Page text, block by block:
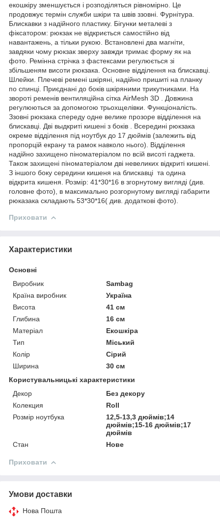
екошкіру зменшується і розподіляться рівномірно. Це
продовжує термін служби шкіри та швів ззовні. Фурнітура.
Блискавки з надійного пластику. Бігунки металеві з
фіксатором: рюкзак не відкриється самостійно від
навантажень, а тільки рукою. Встановлені два магніти,
завдяки чому рюкзак зверху завжди тримає форму як на
фото. Ремінна стрічка з фастексами регулюється зі
збільшеням висоти рюкзака. Основне відділення на блискавці.
Шлейки. Плечеві ремені шкіряні, надійно пришиті на планку
по спинці. Приєднані до боків шкіряними трикутниками. На
звороті ременів вентиляційна сітка AirMesh 3D . Довжина
регулюються за допомогою трьохщелівки. Функціоналість.
Ззовні рюкзака спереду одне велике прозоре відділення на
блискавці. Дві выдкриті кишені з боків . Всередині рюкзака
окреме відділення під ноутбук до 17 дюймів (залежить від
пропорцій екрану та рамок навколо нього). Відділення
надійно захищено піноматеріалом по всій висоті гаджета.
Також захищені піноматеріалом дві невеликих відкриті кишені.
З іншого боку середини кишеня на блискавці та одина
відкрита кишеня. Розмір: 41*30*16 в згорнутому вигляді (див.
головне фото), в максимально розгорнутому вигляді габарити
рюказака складають 53*30*16( див. додаткові фото).
Приховати
Характеристики
Основні
Виробник
Sambag
Країна виробник
Україна
Висота
41 см
Глибина
16 см
Матеріал
Екошкіра
Тип
Міський
Колір
Сірий
Ширина
30 см
Користувальницькі характеристики
Декор
Без декору
Колекция
Roll
Розмір ноутбука
12,5-13,3 дюймів;14
дюймів;15-16 дюймів;17
дюймів
Стан
Нове
Приховати
Умови доставки
Нова Пошта